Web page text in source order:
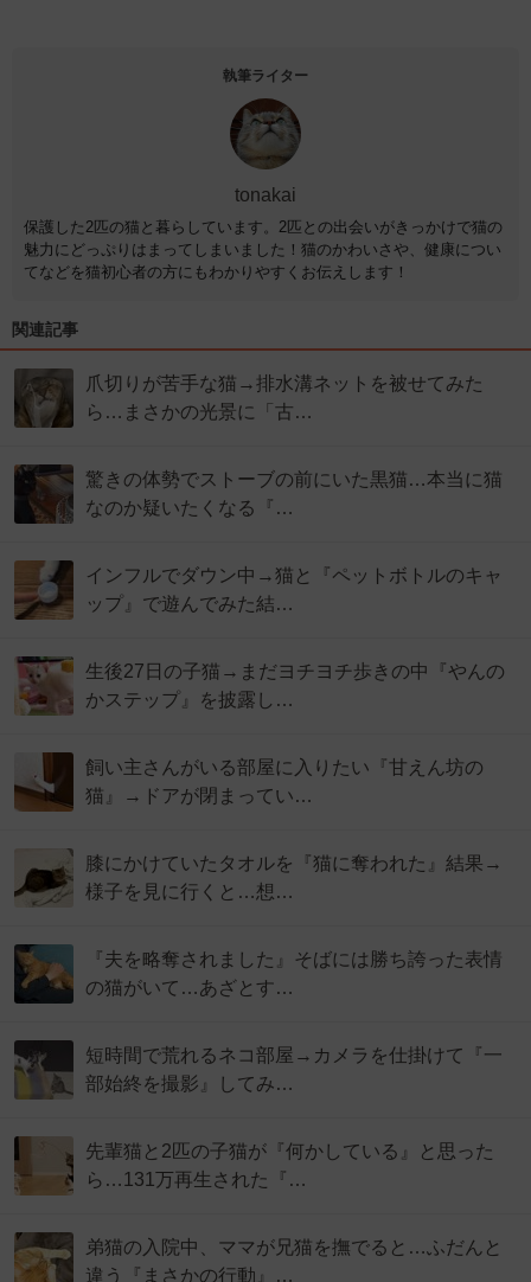
執筆ライター
tonakai
保護した2匹の猫と暮らしています。2匹との出会いがきっかけで猫の
魅力にどっぷりはまってしまいました！猫のかわいさや、健康につい
てなどを猫初心者の方にもわかりやすくお伝えします！
関連記事
爪切りが苦手な猫→排水溝ネットを被せてみた
ら…まさかの光景に「古…
驚きの体勢でストーブの前にいた黒猫…本当に猫
なのか疑いたくなる『…
インフルでダウン中→猫と『ペットボトルのキャ
ップ』で遊んでみた結…
生後27日の子猫→まだヨチヨチ歩きの中『やんの
かステップ』を披露し…
飼い主さんがいる部屋に入りたい『甘えん坊の
猫』→ドアが閉まってい…
膝にかけていたタオルを『猫に奪われた』結果→
様子を見に行くと…想…
『夫を略奪されました』そばには勝ち誇った表情
の猫がいて…あざとす…
短時間で荒れるネコ部屋→カメラを仕掛けて『一
部始終を撮影』してみ…
先輩猫と2匹の子猫が『何かしている』と思った
ら…131万再生された『…
弟猫の入院中、ママが兄猫を撫でると…ふだんと
違う『まさかの行動』…